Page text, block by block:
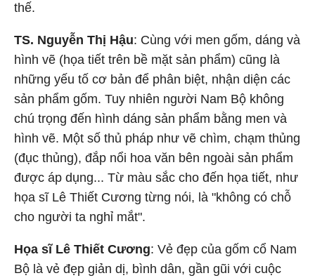
thế.
TS. Nguyễn Thị Hậu: Cùng với men gốm, dáng và
hình vẽ (họa tiết trên bề mặt sản phẩm) cũng là
những yếu tố cơ bản để phân biệt, nhận diện các
sản phẩm gốm. Tuy nhiên người Nam Bộ không
chú trọng đến hình dáng sản phẩm bằng men và
hình vẽ. Một số thủ pháp như vẽ chìm, chạm thủng
(đục thủng), đắp nổi hoa văn bên ngoài sản phẩm
được áp dụng... Từ màu sắc cho đến họa tiết, như
họa sĩ Lê Thiết Cương từng nói, là "không có chỗ
cho người ta nghỉ mắt".
Họa sĩ Lê Thiết Cương: Vẻ đẹp của gốm cổ Nam
Bộ là vẻ đẹp giản dị, bình dân, gần gũi với cuộc